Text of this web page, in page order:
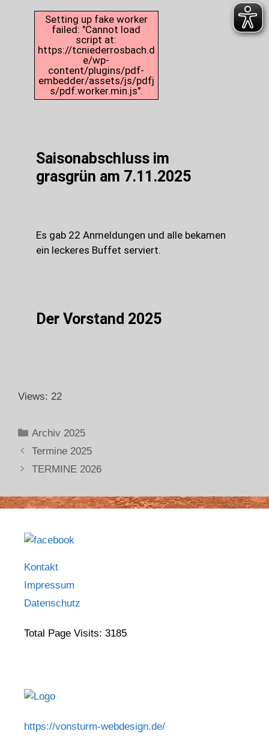
Setting up fake worker
failed: "Cannot load
script at:
https://tcniederrosbach.d
e/wp-
content/plugins/pdf-
embedder/assets/js/pdfj
s/pdf.worker.min.js".
Saisonabschluss im
grasgrün am 7.11.2025
Es gab 22 Anmeldungen und alle bekamen
ein leckeres Buffet serviert.
Der Vorstand 2025
Views: 22
Archiv 2025
Termine 2025
TERMINE 2026
Kontakt
Impressum
Datenschutz
Total Page Visits: 3185
https://vonsturm-webdesign.de/